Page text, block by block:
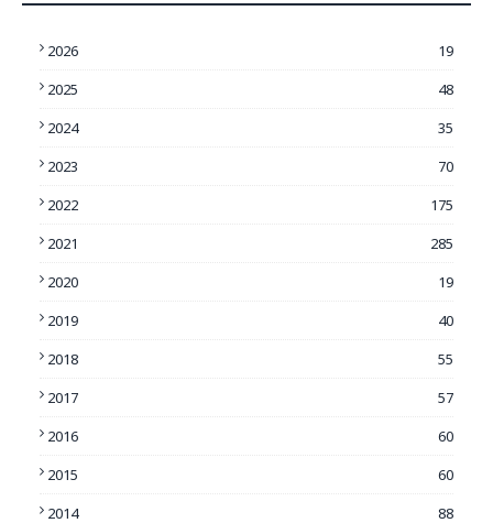
2026
19
2025
48
2024
35
2023
70
2022
175
2021
285
2020
19
2019
40
2018
55
2017
57
2016
60
2015
60
2014
88